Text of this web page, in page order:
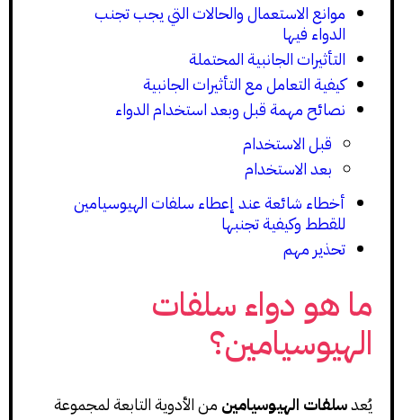
موانع الاستعمال والحالات التي يجب تجنب
الدواء فيها
التأثيرات الجانبية المحتملة
كيفية التعامل مع التأثيرات الجانبية
نصائح مهمة قبل وبعد استخدام الدواء
قبل الاستخدام
بعد الاستخدام
أخطاء شائعة عند إعطاء سلفات الهيوسيامين
للقطط وكيفية تجنبها
تحذير مهم
ما هو دواء سلفات
الهيوسيامين؟
يُعدسلفات الهيوسيامين من الأدوية التابعة لمجموعة